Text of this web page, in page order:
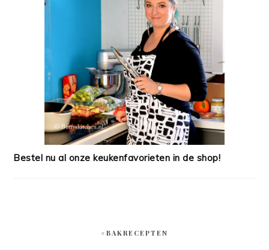
Bestel nu al onze keukenfavorieten in de shop!
#BAKRECEPTEN